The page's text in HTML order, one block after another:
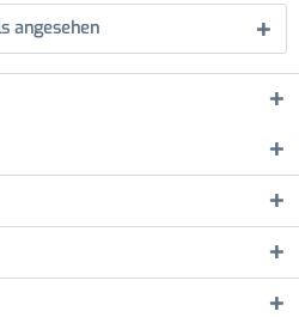
angesehen